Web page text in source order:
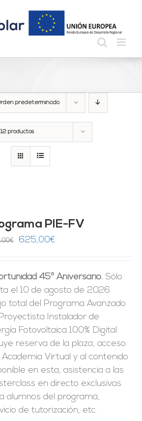
predeterminado
12 productos
PIE-FV
€
El
era:
1.250,00€.
625,00€
es:
625,00€.
45º Aniversario. Sólo
el 10 de agosto de 2026.
total del Programa Avanzado
Instalador de
Fotovoltaica 100% Digital.
reserva de la plaza, acceso
Academia Virtual y al contenido
en esta, asistencia a las
en directo exclusivas
alumnos del programa,
de tutorización, etc.